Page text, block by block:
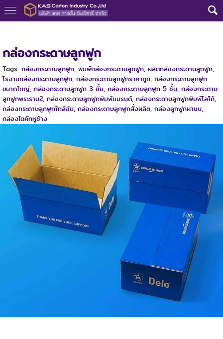
กล่องกระดาษลูกฟูก
Tags: กล่องกระดาษลูกฟูก, พิมพ์กล่องกระดาษลูกฟูก, ผลิตกล่องกระดาษลูกฟูก,
โรงานกล่องกระดาษลูกฟูก, กล่องกระดาษลูกฟูกราคาถูก, กล่องกระดาษลูกฟูก
ขนาดใหญ่, กล่องกระดาษลูกฟูก 3 ชั้น, กล่องกระดาษลูกฟูก 5 ชั้น, กล่องกระดาษ
ลูกฟูกพระราม2, กล่องกระดาษลูกฟูกพิมพ์เเบรนด์, กล่องกระดาษลูกฟูกพิมพ์โลโก้,
กล่องกระดาษลูกฟูกใกล้ฉัน, กล่องกระดาษลูกฟูกสั่งผลิต, กล่องลูกฟูกฝาชน,
กล่องไดคัทหูช้าง